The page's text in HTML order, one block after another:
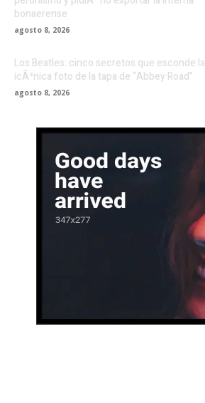
bonaerense
agosto 8, 2026
Los Beatles: cinco secretos que esconde la
icÃ³nica foto de la tapa de “Abbey Road”
agosto 8, 2026